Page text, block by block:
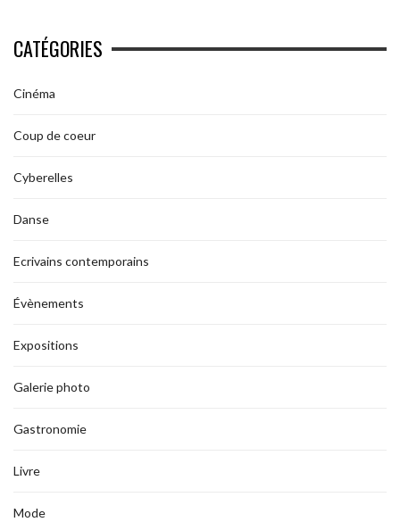
CATÉGORIES
Cinéma
Coup de coeur
Cyberelles
Danse
Ecrivains contemporains
Évènements
Expositions
Galerie photo
Gastronomie
Livre
Mode